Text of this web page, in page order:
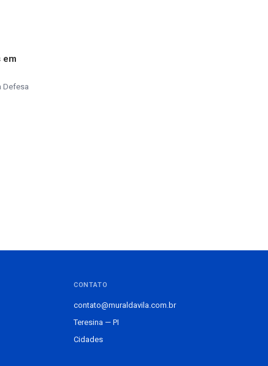
em
Defesa
CONTATO
contato@muraldavila.com.br
Teresina — PI
Cidades